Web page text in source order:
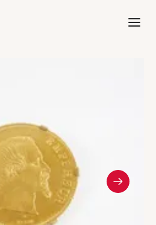
Aller à l'accueil de Crédit Municipal